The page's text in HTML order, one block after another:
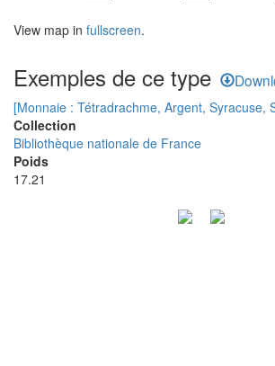
View map in fullscreen.
Exemples de ce type
[Monnaie : Tétradrachme, Argent, Syracuse,
Collection
Bibliothèque nationale de France
Poids
17.21